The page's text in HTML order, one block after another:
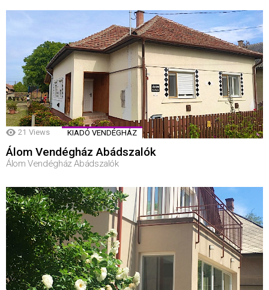
21 Views KIADÓ VENDÉGHÁZ
Álom Vendégház Abádszalók
Álom Vendégház Abádszalók